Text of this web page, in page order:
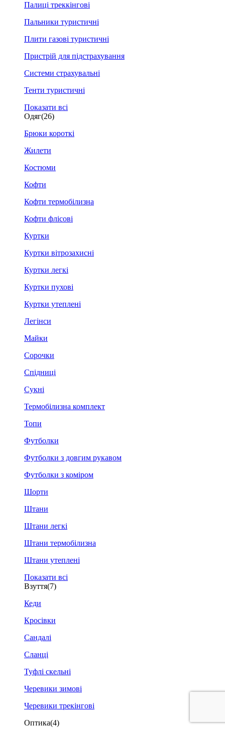
Палиці треккінгові
Пальники туристичні
Плити газові туристичні
Пристрій для підстрахування
Системи страхувальні
Тенти туристичні
Показати всі
Одяг(26)
Брюки короткі
Жилети
Костюми
Кофти
Кофти термобілизна
Кофти флісові
Куртки
Куртки вітрозахисні
Куртки легкі
Куртки пухові
Куртки утеплені
Легінси
Майки
Сорочки
Спідниці
Сукні
Термобілизна комплект
Топи
Футболки
Футболки з довгим рукавом
Футболки з коміром
Шорти
Штани
Штани легкі
Штани термобілизна
Штани утеплені
Показати всі
Взуття(7)
Кеди
Кросівки
Сандалі
Сланці
Туфлі скельні
Черевики зимові
Черевики трекінгові
Оптика(4)